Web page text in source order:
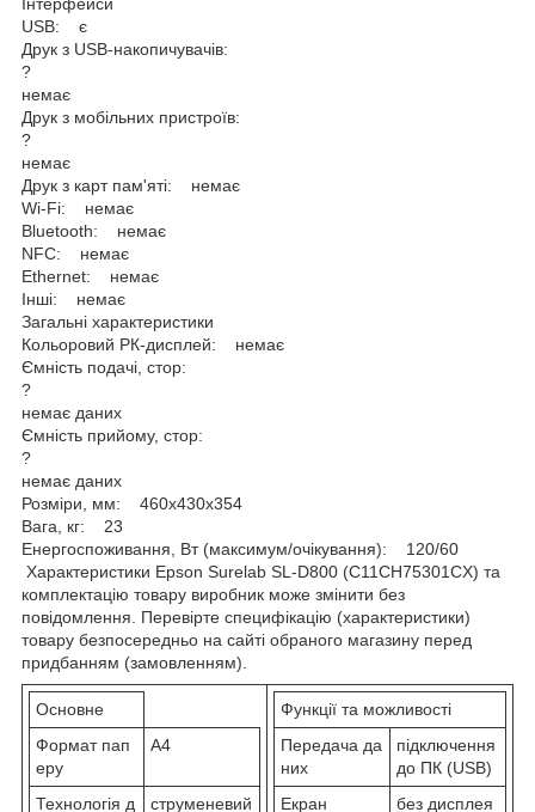
USB: є
Друк з USB-накопичувачів:
?
немає
Друк з мобільних пристроїв:
?
немає
Друк з карт пам'яті: немає
Wi-Fi: немає
Bluetooth: немає
NFC: немає
Ethernet: немає
Інші: немає
Загальні характеристики
Кольоровий РК-дисплей: немає
Ємність подачі, стор:
?
немає даних
Ємність прийому, стор:
?
немає даних
Розміри, мм: 460х430х354
Вага, кг: 23
Енергоспоживання, Вт (максимум/очікування): 120/60
Характеристики Epson Surelab SL-D800 (C11CH75301CX) та
комплектацію товару виробник може змінити без
повідомлення. Перевірте специфікацію (характеристики)
товару безпосередньо на сайті обраного магазину перед
придбанням (замовленням).
Основне
Формат пап
еру
A4
Технологія д
струменевий
Функції та можливості
Передача да
них
підключення
до ПК (USB)
Екран
без дисплея